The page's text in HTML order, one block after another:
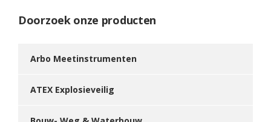
Doorzoek onze producten
Arbo Meetinstrumenten
ATEX Explosieveilig